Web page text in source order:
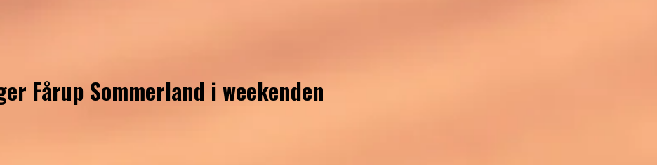
Fårup Sommerland i weekenden